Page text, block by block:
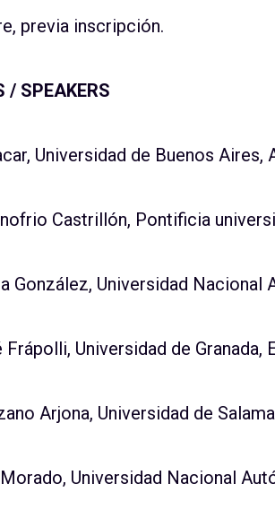
previa inscripción.
/ SPEAKERS
Universidad de Buenos Aires,
Castrillón, Pontificia
González, Universidad
Universidad de Granada,
Arjona, Universidad de
Morado, Universidad Nacional